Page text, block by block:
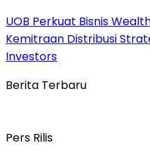
UOB Perkuat Bisnis
Kemitraan Distribusi
Investors
Berita Terbaru
Pers Rilis